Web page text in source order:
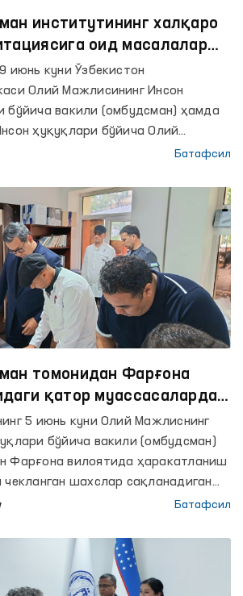
институтининг халқаро
оид масалалар
қилинди
июнь куни Ўзбекистон
Олий Мажлисининг Инсон
бўйича вакили (омбудсман) ҳамда
ҳуқуқлари бўйича Олий
бошқармаси вакиллари
Батафсил
томонидан Фарғона
қатор муассасаларда
ўрганилди
5 июнь куни Олий Мажлиснинг
бўйича вакили (омбудсман)
Фарғона вилоятида ҳаракатланиш
чекланган шахслар сақланадиган
мониторинг
Батафсил